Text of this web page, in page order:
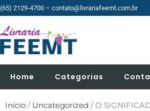
(65) 2129-4700 – contato@livrariafeemt.com.br
Home Categorias
Início / Uncategorized / O